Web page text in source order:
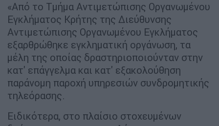
«Από το Τμήμα Αντιμετώπισης Οργανωμένου
Εγκλήματος Κρήτης της Διεύθυνσης
Αντιμετώπισης Οργανωμένου Εγκλήματος
εξαρθρώθηκε εγκληματική οργάνωση, τα
μέλη της οποίας δραστηριοποιούνταν στην
κατ' επάγγελμα και κατ' εξακολούθηση
παράνομη παροχή υπηρεσιών συνδρομητικής
τηλεόρασης.
Ειδικότερα, στο πλαίσιο στοχευμένων